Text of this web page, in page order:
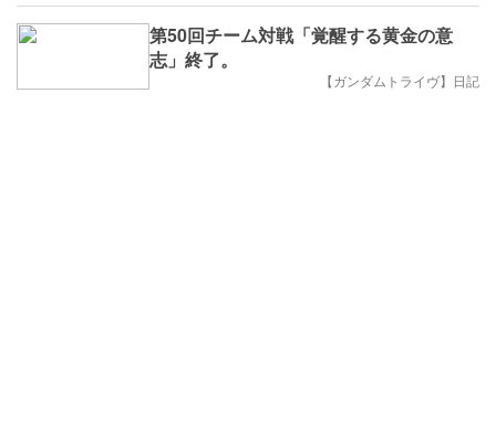
第50回チーム対戦「覚醒する黄金の意
志」終了。
【ガンダムトライヴ】日記